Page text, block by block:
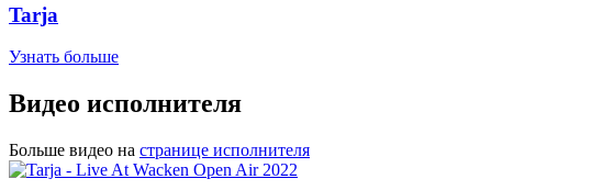
Tarja
Узнать больше
Видео исполнителя
Больше видео на странице исполнителя